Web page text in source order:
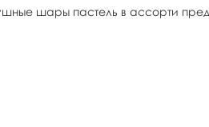
шары пастель в ассорти